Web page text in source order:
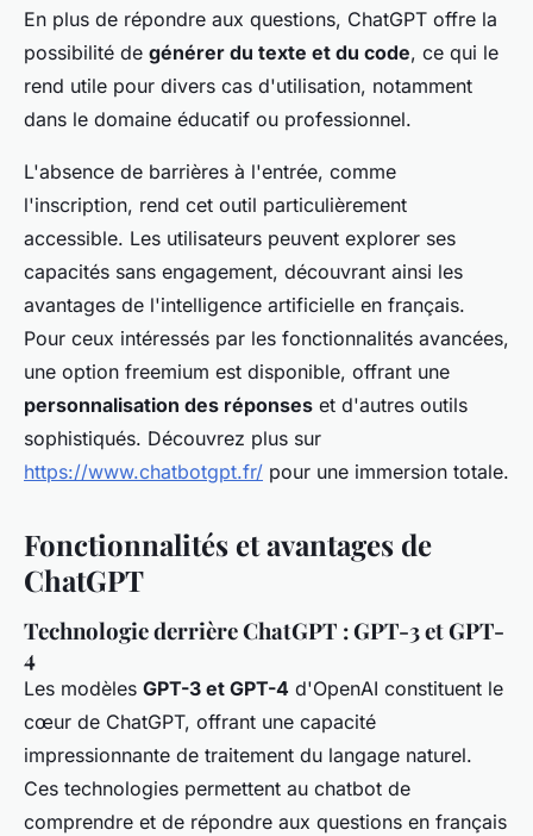
En plus de répondre aux questions, ChatGPT offre la
possibilité de générer du texte et du code, ce qui le
rend utile pour divers cas d'utilisation, notamment
dans le domaine éducatif ou professionnel.
L'absence de barrières à l'entrée, comme
l'inscription, rend cet outil particulièrement
accessible. Les utilisateurs peuvent explorer ses
capacités sans engagement, découvrant ainsi les
avantages de l'intelligence artificielle en français.
Pour ceux intéressés par les fonctionnalités avancées,
une option freemium est disponible, offrant une
personnalisation des réponses et d'autres outils
sophistiqués. Découvrez plus sur
https://www.chatbotgpt.fr/ pour une immersion totale.
Fonctionnalités et avantages de
ChatGPT
Technologie derrière ChatGPT : GPT-3 et GPT-
4
Les modèles GPT-3 et GPT-4 d'OpenAI constituent le
cœur de ChatGPT, offrant une capacité
impressionnante de traitement du langage naturel.
Ces technologies permettent au chatbot de
comprendre et de répondre aux questions en français